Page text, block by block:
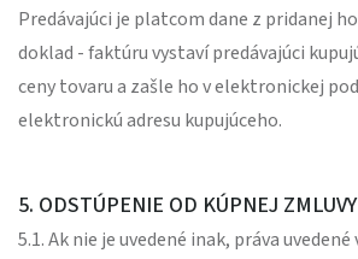
Predávajúci je platcom dane z pridanej
doklad - faktúru vystaví predávajúci
ceny tovaru a zašle ho v elektronickej
elektronickú adresu kupujúceho.
5. ODSTÚPENIE OD KÚPNEJ ZMLUVY
5.1. Ak nie je uvedené inak, práva